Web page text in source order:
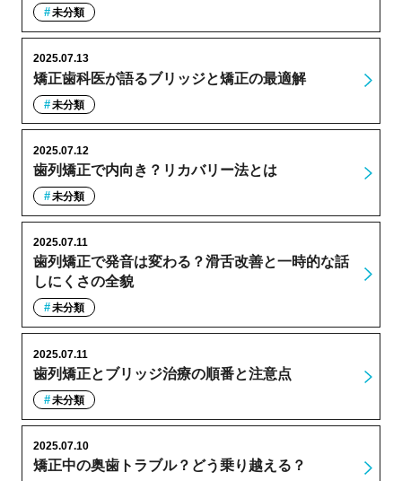
未分類
矯正歯科医が語るブリッジと矯正の最適解
2025.07.13
未分類
歯列矯正で内向き？リカバリー法とは
2025.07.12
未分類
歯列矯正で発音は変わる？滑舌改善と一時的な話
しにくさの全貌
2025.07.11
未分類
歯列矯正とブリッジ治療の順番と注意点
2025.07.11
未分類
矯正中の奥歯トラブル？どう乗り越える？
2025.07.10